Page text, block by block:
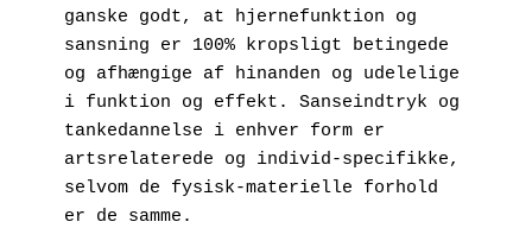
ganske godt, at hjernefunktion og
sansning er 100% kropsligt betingede
og afhængige af hinanden og udelelige
i funktion og effekt. Sanseindtryk og
tankedannelse i enhver form er
artsrelaterede og individ-specifikke,
selvom de fysisk-materielle forhold
er de samme.